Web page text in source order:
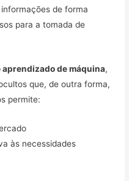
de forma
para a tomada de
de máquina,
que, de outra forma,
permite:
às necessidades